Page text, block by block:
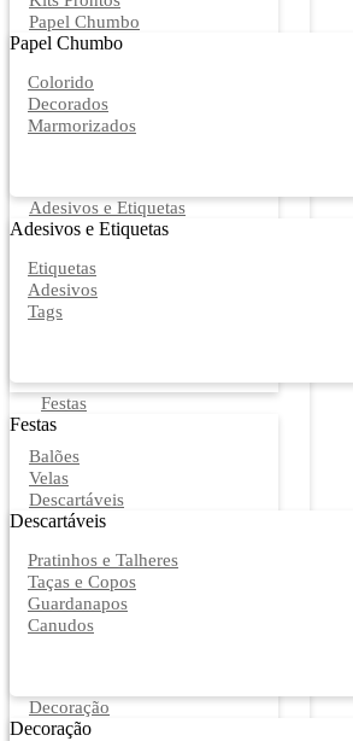
Papel Chumbo
Papel Chumbo
Colorido
Decorados
Marmorizados
Adesivos e Etiquetas
Adesivos e Etiquetas
Etiquetas
Adesivos
Tags
Festas
Festas
Balões
Velas
Descartáveis
Descartáveis
Pratinhos e Talheres
Taças e Copos
Guardanapos
Canudos
Decoração
Decoração